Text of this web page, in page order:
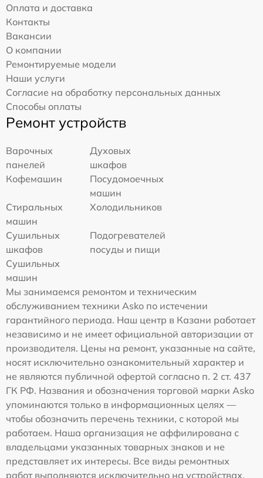
Оплата и доставка
Контакты
Вакансии
О компании
Ремонтируемые модели
Наши услуги
Согласие на обработку персональных данных
Способы оплаты
Ремонт устройств
Варочных
панелей
Духовых
шкафов
Кофемашин
Посудомоечных
машин
Стиральных
машин
Холодильников
Сушильных
шкафов
Подогревателей
посуды и пищи
Сушильных
машин
Мы занимаемся ремонтом и техническим
обслуживанием техники Asko по истечении
гарантийного периода. Наш центр в Казани работает
независимо и не имеет официальной авторизации от
производителя. Цены на ремонт, указанные на сайте,
носят исключительно ознакомительный характер и
не являются публичной офертой согласно п. 2 ст. 437
ГК РФ. Названия и обозначения торговой марки Asko
упоминаются только в информационных целях —
чтобы обозначить перечень техники, с которой мы
работаем. Наша организация не аффилирована с
владельцами указанных товарных знаков и не
представляет их интересы. Все виды ремонтных
работ выполняются исключительно на устройствах,